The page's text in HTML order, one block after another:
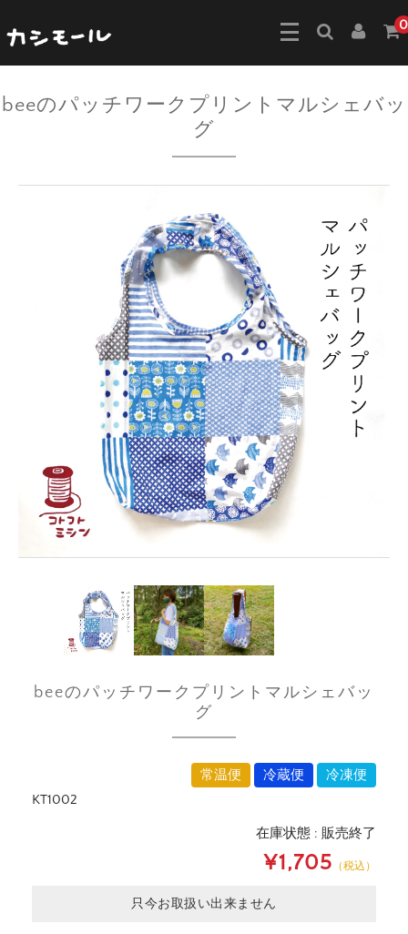
0
beeのパッチワークプリントマルシェバッ
グ
beeのパッチワークプリントマルシェバッ
グ
常温便 冷蔵便
冷凍便
KT1002
在庫状態 : 販売終了
¥1,705 （税込）
只今お取扱い出来ません